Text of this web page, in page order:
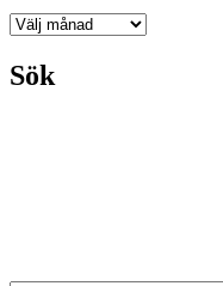
Nyhetsarkiv
Sök